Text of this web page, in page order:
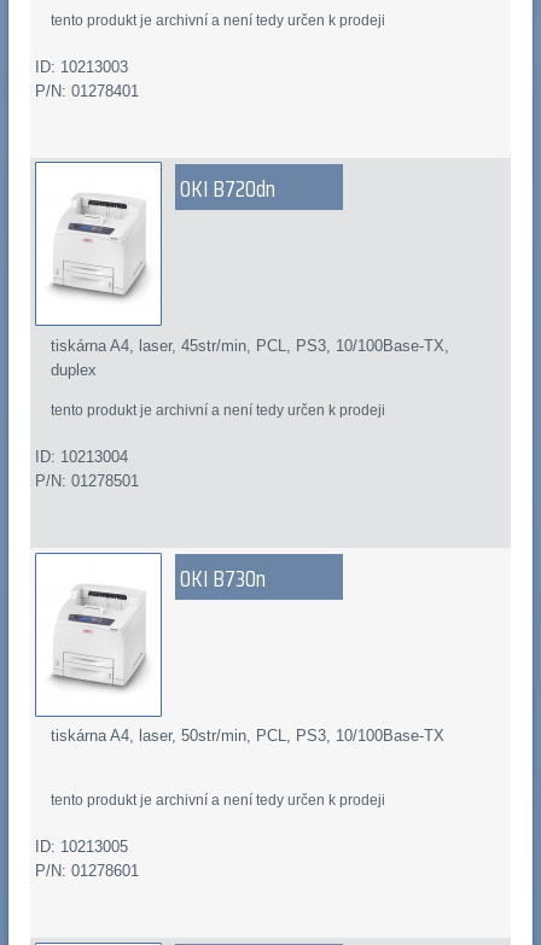
tento produkt je archivní a není tedy určen k prodeji
ID: 10213003
P/N: 01278401
OKI B720dn
tiskárna A4, laser, 45str/min, PCL, PS3, 10/100Base-TX,
duplex
tento produkt je archivní a není tedy určen k prodeji
ID: 10213004
P/N: 01278501
OKI B730n
tiskárna A4, laser, 50str/min, PCL, PS3, 10/100Base-TX
tento produkt je archivní a není tedy určen k prodeji
ID: 10213005
P/N: 01278601